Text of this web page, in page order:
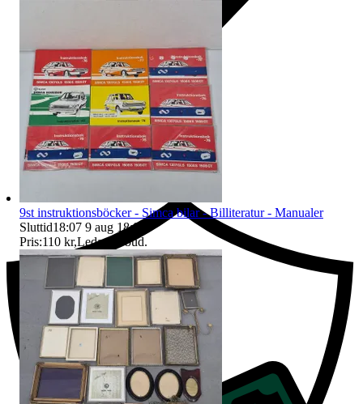
Ersättning om du inte får din vara
9st instruktionsböcker - Simca bilar - Billiteratur - Manualer
Sluttid18:07 9 aug 18:07
Pris:110 kr,Ledande bud.